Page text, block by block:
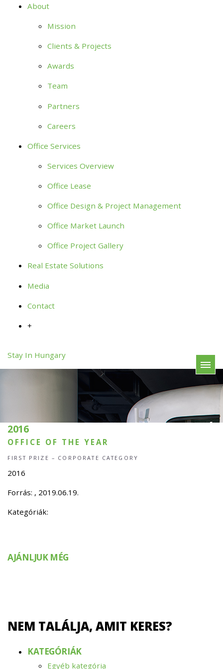
About
Mission
Clients & Projects
Awards
Team
Partners
Careers
Office Services
Services Overview
Office Lease
Office Design & Project Management
Office Market Launch
Office Project Gallery
Real Estate Solutions
Media
Contact
+
Stay In Hungary
2016
OFFICE OF THE YEAR
FIRST PRIZE – CORPORATE CATEGORY
2016
Forrás: , 2019.06.19.
Kategóriák:
AJÁNLJUK MÉG
NEM TALÁLJA, AMIT KERES?
KATEGÓRIÁK
Egyéb kategória